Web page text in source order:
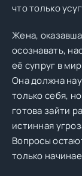
что только
Жена,
осознавать,
её супруг в
Она должна
только себя,
готова зайти
истинная
Вопросы
только